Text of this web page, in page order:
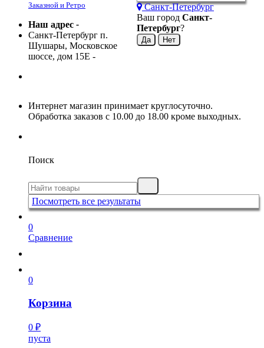
Заказной и Ретро
Наш адрес -
Санкт-Петербург п.
Шушары, Московское
шоссе, дом 15Е -
Санкт-Петербург
Ваш город Санкт-
Петербург?
Интернет магазин принимает круглосуточно.
Обработка заказов с 10.00 до 18.00 кроме выходных.
Поиск
Посмотреть все результаты
0
Сравнение
0
Корзина
0 ₽
пуста